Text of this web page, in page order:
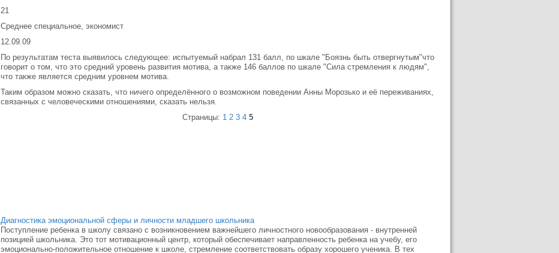
21
Среднее специальное, экономист
12.09.09
По результатам теста выявилось следующее: испытуемый набрал 131 балл, по шкале "Боязнь быть отвергнутым"что
говорит о том, что это средний уровень развития мотива, а также 146 баллов по шкале "Сила стремления к людям",
что также является средним уровнем мотива.
Таким образом можно сказать, что ничего определённого о возможном поведении Анны Морозько и её переживаниях,
связанных с человеческими отношениями, сказать нельзя.
Страницы: 1 2 3 4 5
Диагностика эмоциональной сферы и личности младшего школьника
Поступление ребенка в школу связано с возникновением важнейшего личностного новообразования - внутренней
позицией школьника. Это тот мотивационный центр, который обеспечивает направленность ребенка на учебу, его
эмоционально-положительное отношение к школе, стремление соответствовать образу хорошего ученика. В тех